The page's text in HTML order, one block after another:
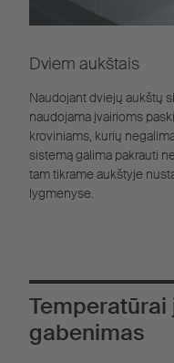
Dviem aukštais
Naudojant dviejų aukštų
naudojama įvairioms
kroviniams, kurių
sistemą galima pakrauti
tam tikrame aukštyje
lygmenyse.
gabenimas